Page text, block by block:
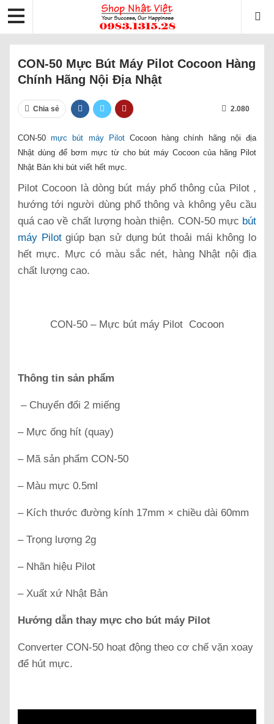
CON-50 Mực Bút Máy Pilot Cocoon Hàng
Chính Hãng Nội Địa Nhật
Chia sẻ 2.080
CON-50mực bút máy PilotCocoon hàng chính hãng nội địa
Nhật dùng để bơm mực từ cho bút máy Cocoon của hãng Pilot
Nhật Bản khi bút viết hết mực.
Pilot Cocoon là dòng bút máy phổ thông của Pilot ,
hướng tới người dùng phổ thông và không yêu cầu
quá cao về chất lượng hoàn thiện. CON-50 mực bút
máy Pilotgiúp bạn sử dụng bút thoải mái không lo
hết mực. Mực có màu sắc nét, hàng Nhật nội địa
chất lượng cao.
CON-50 – Mực bút máy Pilot Cocoon
Thông tin sản phẩm
– Chuyển đổi 2 miếng
– Mực ống hít (quay)
– Mã sản phẩm CON-50
– Màu mực 0.5ml
– Kích thước đường kính 17mm × chiều dài 60mm
– Trọng lượng 2g
– Nhãn hiệu Pilot
– Xuất xứ Nhật Bản
Hướng dẫn thay mực cho bút máy Pilot
Converter CON-50 hoạt động theo cơ chế vặn xoay
để hút mực.